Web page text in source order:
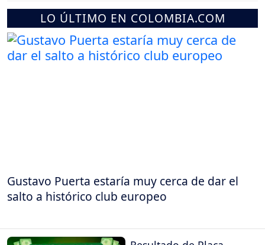
LO ÚLTIMO EN COLOMBIA.COM
Gustavo Puerta estaría muy cerca de dar el
salto a histórico club europeo